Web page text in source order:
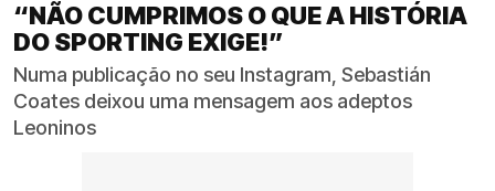
“NÃO CUMPRIMOS O QUE A HISTÓRIA
DO SPORTING EXIGE!”
Numa publicação no seu Instagram, Sebastián
Coates deixou uma mensagem aos adeptos
Leoninos